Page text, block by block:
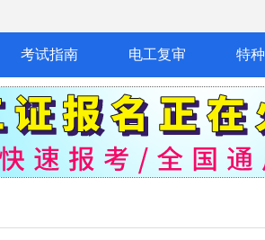
考试指南 电工复审 特